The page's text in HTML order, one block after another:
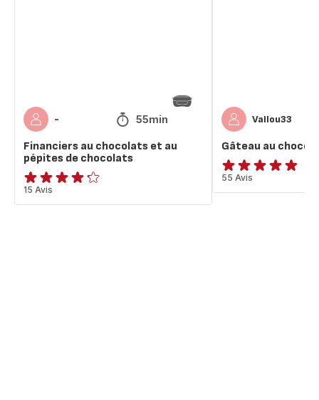
- 55min
Financiers au chocolats et au
pépites de chocolats
ratings.4.2
15 Avis
Vallou33
Gâteau au
ratings.4.8
55 Avis